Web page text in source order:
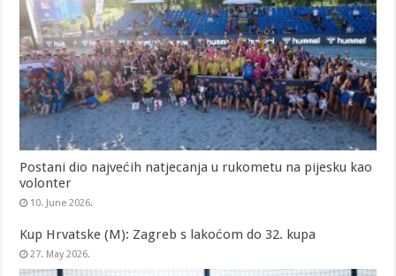
Postani dio najvećih natjecanja u rukometu na pijesku kao
volonter
10. June 2026.
Kup Hrvatske (M): Zagreb s lakoćom do 32. kupa
27. May 2026.